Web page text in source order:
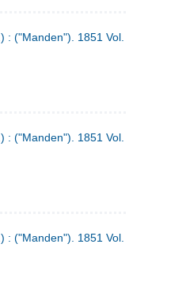
("Manden"). 1851 Vol. 1 Nr. 3
("Manden"). 1851 Vol. 2 Nr. 4
("Manden"). 1851 Vol. 2 Nr. 6